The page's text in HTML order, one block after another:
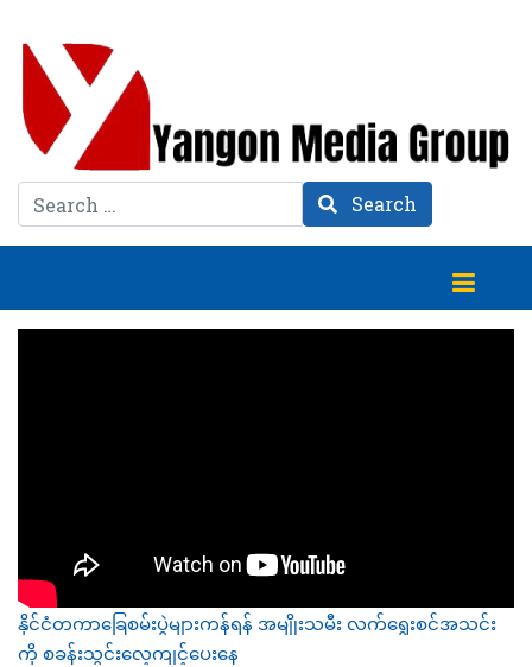
Search Search
နိုင်ငံတကာ‌‌ခြေစမ်းပွဲများကန်ရန် အမျိုးသမီး လက်ရွေးစင်အသင်း
ကို စခန်းသွင်းလေ့ကျင့်ပေး‌နေ